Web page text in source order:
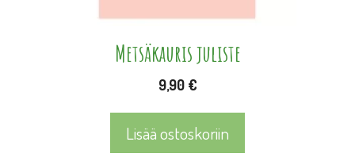
Metsäkauris juliste
9,90 €
Lisää ostoskoriin